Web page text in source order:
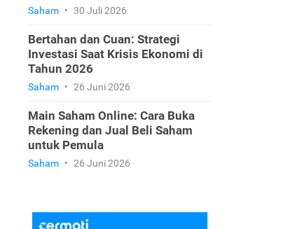
Saham • 30 Juli 2026
Bertahan dan Cuan: Strategi
Investasi Saat Krisis Ekonomi di
Tahun 2026
Saham • 26 Juni 2026
Main Saham Online: Cara Buka
Rekening dan Jual Beli Saham
untuk Pemula
Saham • 26 Juni 2026